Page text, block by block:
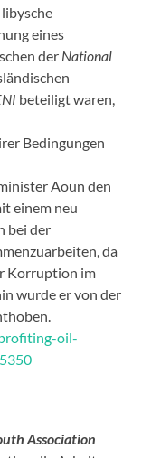
eines
der National
beteiligt waren,
Bedingungen
Aoun den
einem neu
bei der
da
Korruption im
wurde er von der
oil-
Association